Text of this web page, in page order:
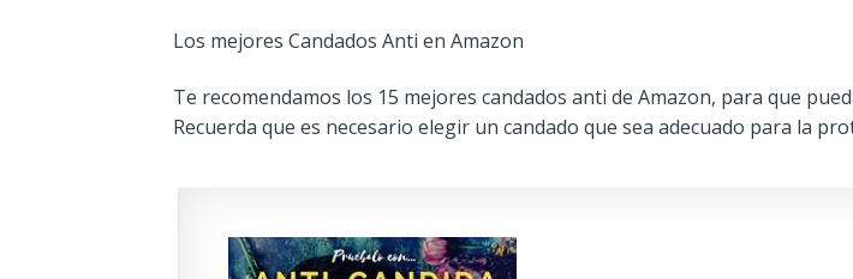
Los mejores Candados Anti en Amazon
Te recomendamos los 15 mejores candados anti de Amazon, para que
Recuerda que es necesario elegir un candado que sea adecuado para la